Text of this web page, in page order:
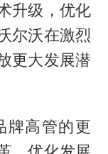
升级，优化
尔沃在激烈
更大发展潜
牌高管的更